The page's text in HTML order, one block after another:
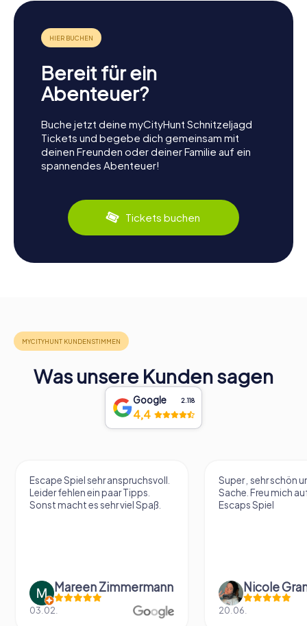
Bereit für ein
Abenteuer?
Buche jetzt deine myCityHunt Schnitzeljagd
Tickets und begebe dich gemeinsam mit
deinen Freunden oder deiner Familie auf ein
spannendes Abenteuer!
Tickets buchen
Was unsere Kunden sagen
Google 2.118
4,4
Escape Spiel sehr anspruchsvoll.
Leider fehlen ein paar Tipps.
Sonst macht es sehr viel Spaß.
Mareen Zimmermann
03.02.
Super , sehr schön
Sache. Freu mich
Escaps Spiel
Nicole
20.06.